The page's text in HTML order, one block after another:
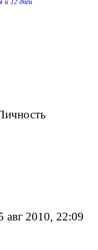
авг 2010, 22:09